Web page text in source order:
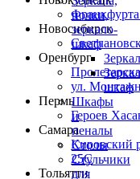
полки,
зеркало-
шкаф
шкаф
Шкафы
и
пеналы
Столы
Стульчики
для
Франкфурта
Новосибирск
Оренбург
ул.
Пермь
Героев
Самара
Кировский
25С
Тольятти